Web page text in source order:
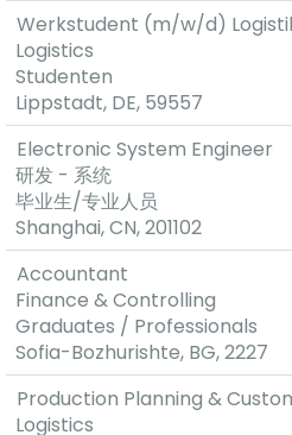
Werkstudent (m/w/d)
Logistics
Studenten
Lippstadt, DE, 59557
Electronic System Engineer
研发 - 系统
毕业生/专业人员
Shanghai, CN, 201102
Accountant
Finance & Controlling
Graduates / Professionals
Sofia-Bozhurishte, BG, 2227
Production Planning &
Logistics